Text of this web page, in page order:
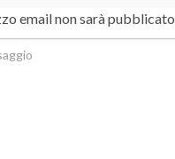
email non sarà pubblicato.